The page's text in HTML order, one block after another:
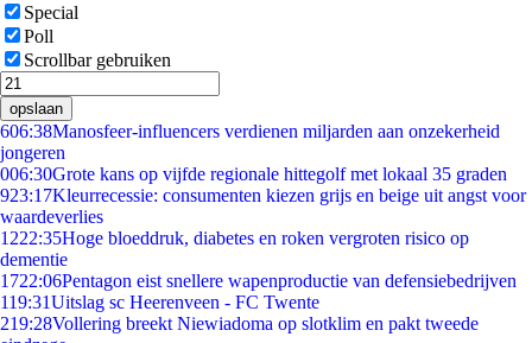
Special
Poll
Scrollbar gebruiken
opslaan
606:38Manosfeer-influencers verdienen miljarden aan onzekerheid
jongeren
006:30Grote kans op vijfde regionale hittegolf met lokaal 35 graden
923:17Kleurrecessie: consumenten kiezen grijs en beige uit angst voor
waardeverlies
1222:35Hoge bloeddruk, diabetes en roken vergroten risico op
dementie
1722:06Pentagon eist snellere wapenproductie van defensiebedrijven
119:31Uitslag sc Heerenveen - FC Twente
219:28Vollering breekt Niewiadoma op slotklim en pakt tweede